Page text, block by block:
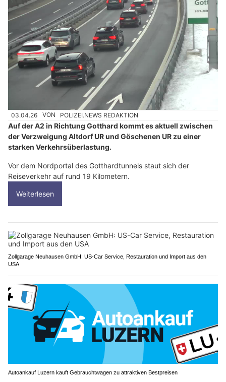
03.04.26 VON POLIZEI.NEWS REDAKTION
Auf der A2 in Richtung Gotthard kommt es aktuell zwischen
der Verzweigung Altdorf UR und Göschenen UR zu einer
starken Verkehrsüberlastung.
Vor dem Nordportal des Gotthardtunnels staut sich der
Reiseverkehr auf rund 19 Kilometern.
Weiterlesen
Zollgarage Neuhausen GmbH: US-Car Service, Restauration und Import aus den
USA
Autoankauf Luzern kauft Gebrauchtwagen zu attraktiven Bestpreisen